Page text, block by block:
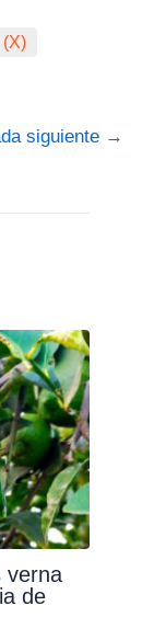
(X)
siguiente →
verna
de